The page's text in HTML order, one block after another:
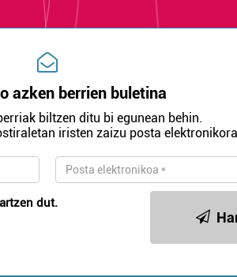
azken berrien buletina
biltzen ditu bi egunean behin.
iristen zaizu posta
dut.